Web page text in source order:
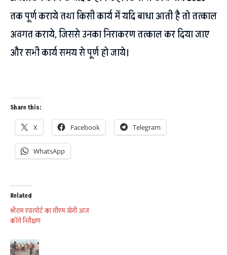
तक पूर्ण कराये तथा किसी कार्य में यदि बाधा आती है तो तत्काल
अवगत कराये, जिससे उनका निराकरण तत्काल कर दिया जाए
और सभी कार्य समय से पूर्ण हो जाये।
Share this:
X Facebook Telegram
WhatsApp
Related
श्रीराम एयरपोर्ट का सीएम योगी आज
करेंगे निरीक्षण